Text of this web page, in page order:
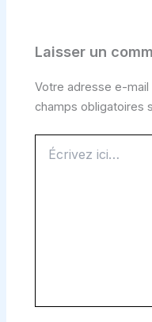
Laisser un
Votre adresse e-
champs obligatoires
ici…